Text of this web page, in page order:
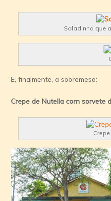
Saladinha que
E, finalmente, a sobremesa:
Crepe de Nutella com sorvete